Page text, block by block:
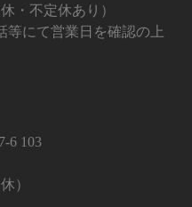
・不定休あり）
等にて営業日を確認の上
6 103
）